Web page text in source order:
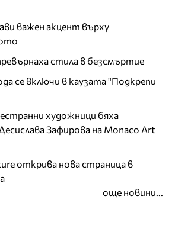
важен акцент върху
стила в безсмъртие
се включи в каузата "Подкрепи
художници бяха
Зафирова на Monaco Art
открива нова страница в
още новини...